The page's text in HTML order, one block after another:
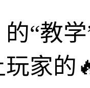
的“教
家的